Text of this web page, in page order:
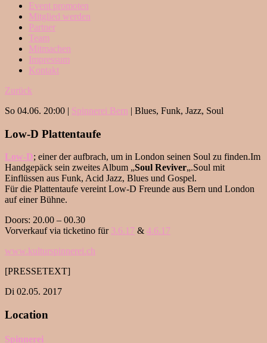
Event promoten
Mitglied werden
Partner
Team
Mitmachen
Impressum
Kontakt
Zurück
So 04.06. 20:00 | Spinnerei Bern | Blues, Funk, Jazz, Soul
Low-D Plattentaufe
Low-D; einer der aufbrach, um in London seinen Soul zu finden.Im
Handgepäck sein zweites Album „Soul Reviver„.Soul mit
Einflüssen aus Funk, Acid Jazz, Blues und Gospel.
Für die Plattentaufe vereint Low-D Freunde aus Bern und London
auf einer Bühne.
Doors: 20.00 – 00.30
Vorverkauf via ticketino für 3.6.17 & 4.6.17
www.kulturspinnerei.ch
[PRESSETEXT]
Di 02.05. 2017
Location
Spinnerei